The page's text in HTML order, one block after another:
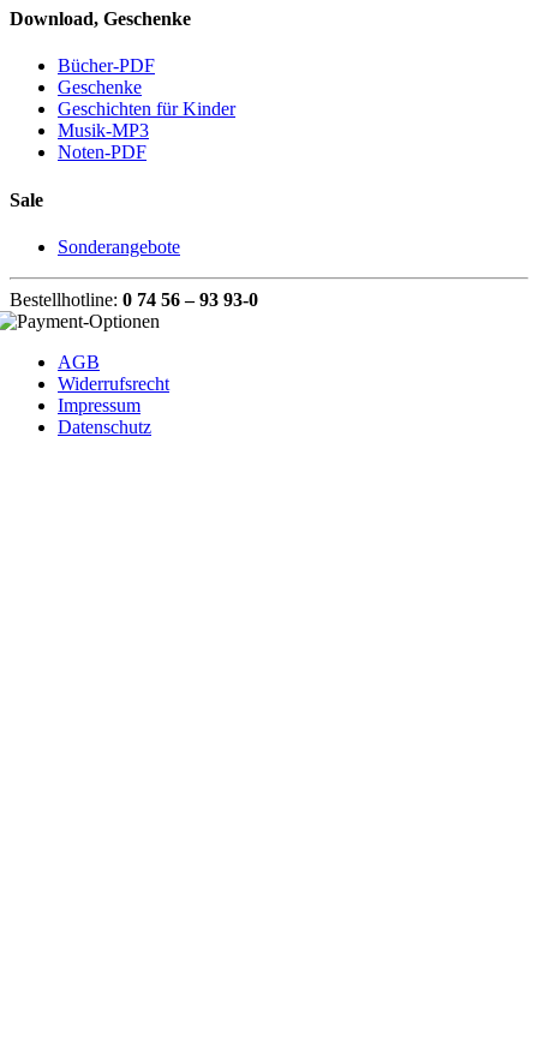
Download, Geschenke
Bücher-PDF
Geschenke
Geschichten für Kinder
Musik-MP3
Noten-PDF
Sale
Sonderangebote
Bestellhotline: 0 74 56 – 93 93-0
AGB
Widerrufsrecht
Impressum
Datenschutz